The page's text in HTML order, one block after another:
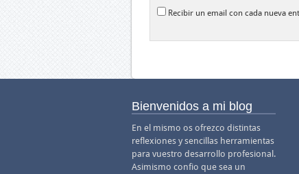
Recibir un email con cada nueva
Bienvenidos a mi blog
En el mismo os ofrezco distintas
reflexiones y sencillas herramientas
para vuestro desarrollo profesional.
Asimismo confio que sea un